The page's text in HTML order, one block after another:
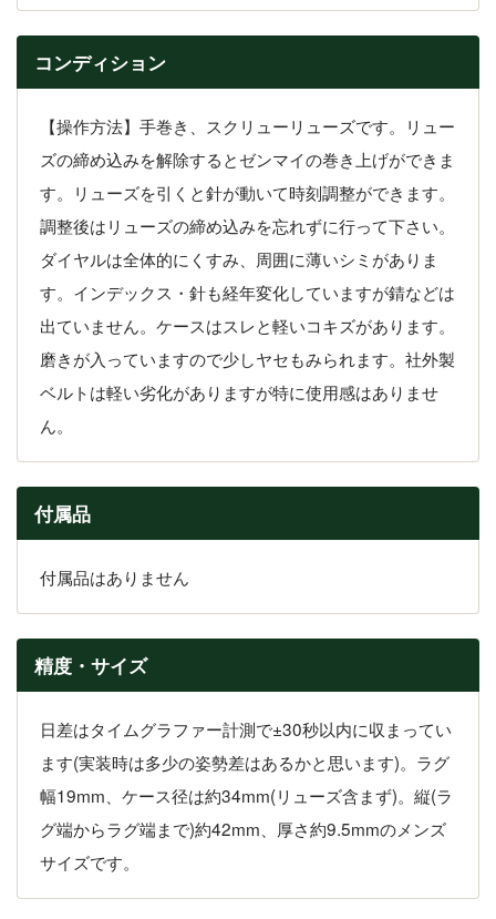
コンディション
【操作方法】手巻き、スクリューリューズです。リュー
ズの締め込みを解除するとゼンマイの巻き上げができま
す。リューズを引くと針が動いて時刻調整ができます。
調整後はリューズの締め込みを忘れずに行って下さい。
ダイヤルは全体的にくすみ、周囲に薄いシミがありま
す。インデックス・針も経年変化していますが錆などは
出ていません。ケースはスレと軽いコキズがあります。
磨きが入っていますので少しヤセもみられます。社外製
ベルトは軽い劣化がありますが特に使用感はありませ
ん。
付属品
付属品はありません
精度・サイズ
日差はタイムグラファー計測で±30秒以内に収まってい
ます(実装時は多少の姿勢差はあるかと思います)。ラグ
幅19mm、ケース径は約34mm(リューズ含まず)。縦(ラ
グ端からラグ端まで)約42mm、厚さ約9.5mmのメンズ
サイズです。